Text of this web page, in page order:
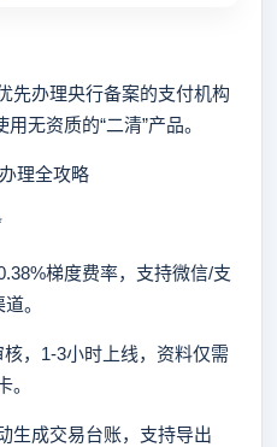
办理央行备案的支付机构
无资质的“二清”产品。
理全攻略
梯度费率，支持微信/支
。
，1-3小时上线，资料仅需
。
成交易台账，支持导出